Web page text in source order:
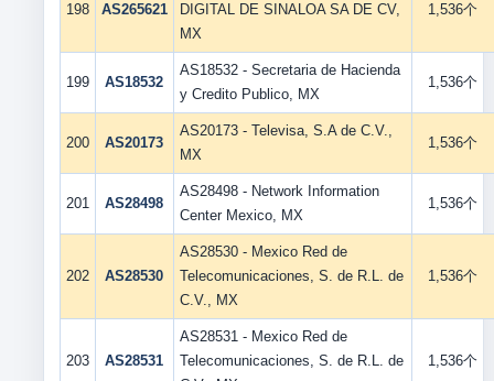
198 AS265621
DIGITAL DE SINALOA SA DE CV,
MX
1,536个
199 AS18532
AS18532 - Secretaria de Hacienda
y Credito Publico, MX
1,536个
200 AS20173
AS20173 - Televisa, S.A de C.V.,
MX
1,536个
201 AS28498
AS28498 - Network Information
Center Mexico, MX
1,536个
202 AS28530
AS28530 - Mexico Red de
Telecomunicaciones, S. de R.L. de
C.V., MX
1,536个
203 AS28531
AS28531 - Mexico Red de
Telecomunicaciones, S. de R.L. de
1,536个